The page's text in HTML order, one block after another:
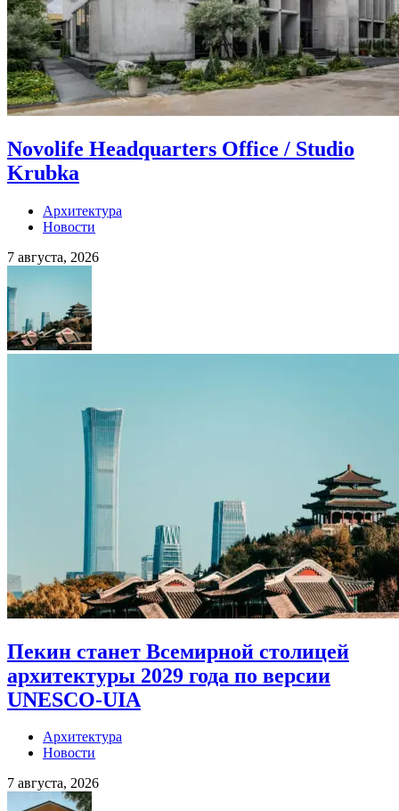
Novolife Headquarters Office / Studio
Krubka
Архитектура
Новости
7 августа, 2026
Пекин станет Всемирной столицей
архитектуры 2029 года по версии
UNESCO-UIA
Архитектура
Новости
7 августа, 2026